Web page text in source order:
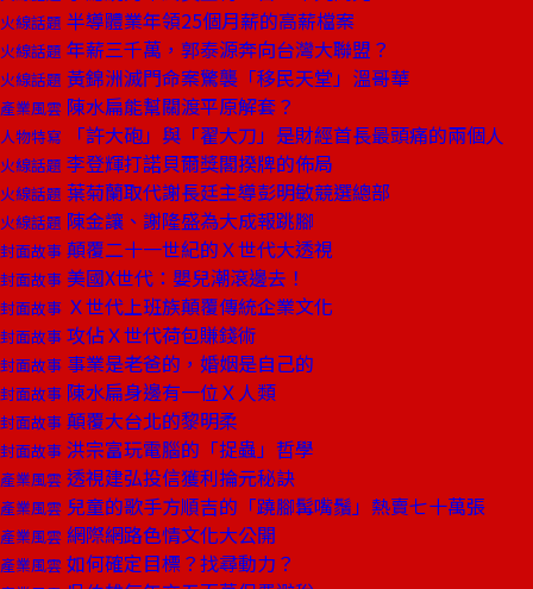
火線話題 半導體業年領25個月薪的高薪檔案
火線話題 年薪三千萬，郭泰源奔向台灣大聯盟？
火線話題 黃錦洲滅門命案驚襲「移民天堂」溫哥華
產業風雲 陳水扁能幫關渡平原解套？
人物特寫 「許大砲」與「翟大刀」是財經首長最頭痛的兩個人
火線話題 李登輝打諾貝爾獎閣揆牌的佈局
火線話題 葉菊蘭取代謝長廷主導彭明敏競選總部
火線話題 陳金讓、謝隆盛為大成報跳腳
封面故事 顛覆二十一世紀的Ｘ世代大透視
封面故事 美國X世代：嬰兒潮滾邊去！
封面故事 Ｘ世代上班族顛覆傳統企業文化
封面故事 攻佔Ｘ世代荷包賺錢術
封面故事 事業是老爸的，婚姻是自己的
封面故事 陳水扁身邊有一位Ｘ人類
封面故事 顛覆大台北的黎明柔
封面故事 洪宗富玩電腦的「捉蟲」哲學
產業風雲 透視建弘投信獲利掄元秘訣
產業風雲 兒童的歌手方順吉的「蹺腳髯嘴鬚」熱賣七十萬張
產業風雲 網際網路色情文化大公開
產業風雲 如何確定目標？找尋動力？